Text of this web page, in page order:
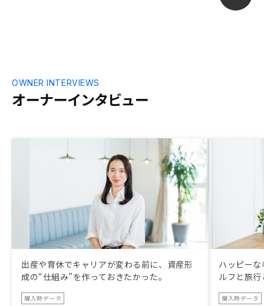
オーナーインタビュー
OWNER INTERVIEWS
出産や育休でキャリアが変わる前に、資産形
成の“仕組み”を作っておきたかった。
購入時データ
ハッピー
ルフと旅
購入時データ